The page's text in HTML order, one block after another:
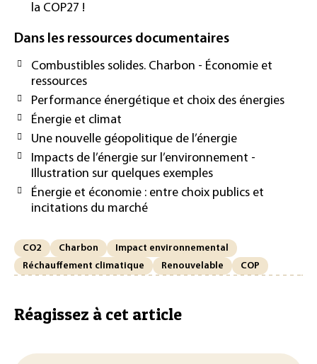
la COP27 !
Dans les ressources documentaires
Combustibles solides. Charbon - Économie et
ressources
Performance énergétique et choix des énergies
Énergie et climat
Une nouvelle géopolitique de l’énergie
Impacts de l’énergie sur l’environnement -
Illustration sur quelques exemples
Énergie et économie : entre choix publics et
incitations du marché
CO2 Charbon
Impact environnemental
Réchauffement climatique
Renouvelable COP
Réagissez à cet article